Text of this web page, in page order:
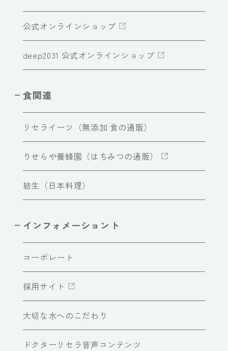
公式オンラインショップ
deep2031 公式オンラインショップ
食関連
リセライーツ（無添加 食の通販）
りせらや養蜂園（はちみつの通販）
紡生（日本料理）
インフォメーショント
コーポレート
採用サイト
大切な水へのこだわり
ドクターリセラ音声コンテンツ